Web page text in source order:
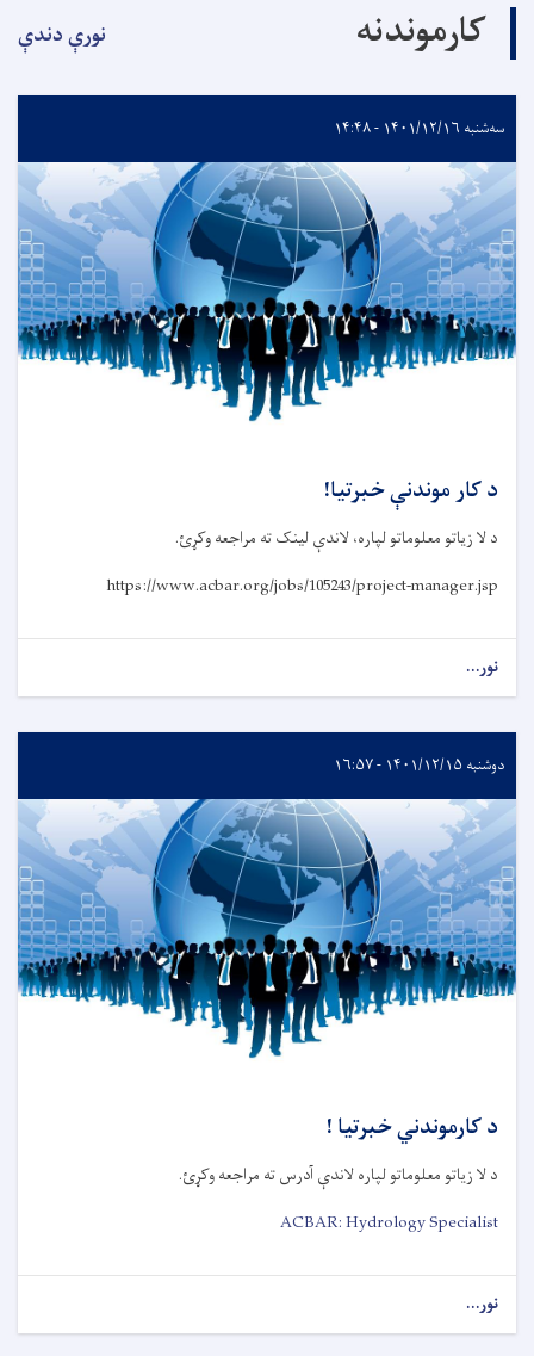
کارموندنه نورې دندې
سه‌شنبه ۱۴۰۱/۱۲/۱۶ - ۱۴:۴۸
د کار موندنې خبرتیا!
د لا زیاتو معلوماتو لپاره، لاندې لینک ته مراجعه وکړئ.
https://www.acbar.org/jobs/105243/project-manager.jsp
نور...
دوشنبه ۱۴۰۱/۱۲/۱۵ - ۱۶:۵۷
د کارموندني خبرتیا !
د لا زیاتو معلوماتو لپاره لاندې آدرس ته مراجعه وکړئ.
ACBAR: Hydrology Specialist
نور...